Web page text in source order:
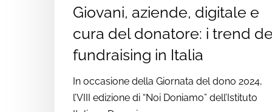
Giovani, aziende, digitale e
cura del donatore: i trend
fundraising in Italia
In occasione della Giornata del dono 2024,
l’VIII edizione di “Noi Doniamo” dell’Istituto